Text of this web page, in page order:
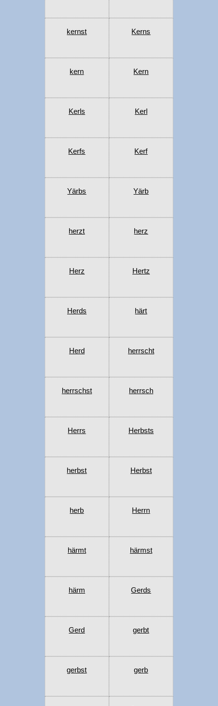
kernst Kerns
kern Kern
Kerls Kerl
Kerfs Kerf
Yärbs Yärb
herzt herz
Herz Hertz
Herds härt
Herd herrscht
herrschst herrsch
Herrs Herbsts
herbst Herbst
herb Herrn
härmt härmst
härm Gerds
Gerd gerbt
gerbst gerb